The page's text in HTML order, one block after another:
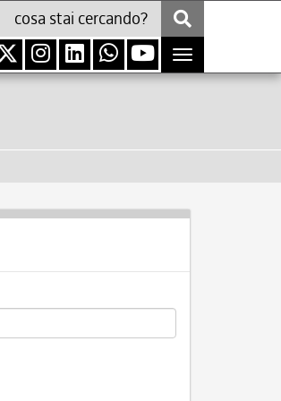
Toggle
navigation